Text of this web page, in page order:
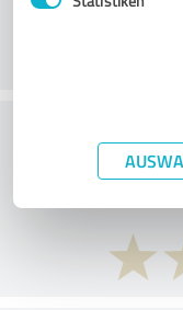
Wat